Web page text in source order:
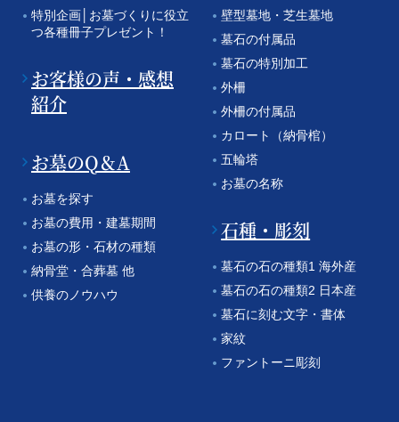
特別企画│お墓づくりに役立
つ各種冊子プレゼント！
お客様の声・感想
紹介
お墓のQ＆A
お墓を探す
お墓の費用・建墓期間
お墓の形・石材の種類
納骨堂・合葬墓 他
供養のノウハウ
壁型墓地・芝生墓地
墓石の付属品
墓石の特別加工
外柵
外柵の付属品
カロート（納骨棺）
五輪塔
お墓の名称
石種・彫刻
墓石の石の種類1 海外産
墓石の石の種類2 日本産
墓石に刻む文字・書体
家紋
ファントーニ彫刻